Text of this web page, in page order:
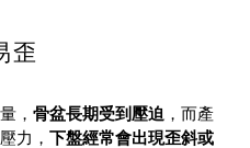
歪
， 骨盆長期受到壓迫 ，而產
力， 下盤經常會出現歪斜或